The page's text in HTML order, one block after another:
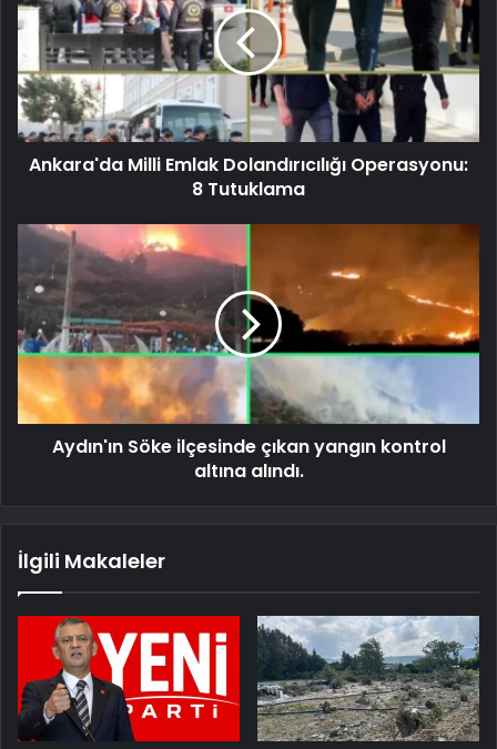
Ankara'da Milli Emlak Dolandırıcılığı Operasyonu:
8 Tutuklama
Aydın'ın Söke ilçesinde çıkan yangın kontrol
altına alındı.
İlgili Makaleler